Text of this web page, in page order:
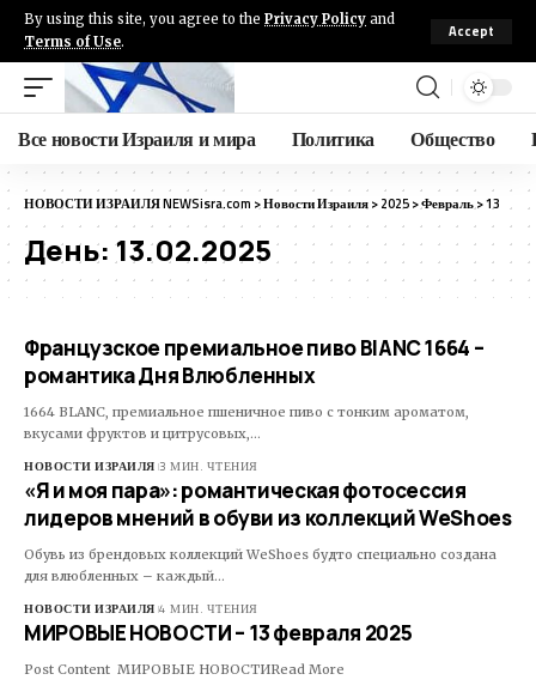
By using this site, you agree to the Privacy Policy and
Terms of Use.
Accept
Все новости Израиля и мира Политика Общество
НОВОСТИ ИЗРАИЛЯ NEWSisra.com >Новости Израиля>2025>Февраль>13
День:13.02.2025
Французское премиальное пиво BlANC 1664 –
романтика Дня Влюбленных
1664 BLANC, премиальное пшеничное пиво с тонким ароматом,
вкусами фруктов и цитрусовых,…
НОВОСТИ ИЗРАИЛЯ 3 МИН. ЧТЕНИЯ
«Я и моя пара»: романтическая фотосессия
лидеров мнений в обуви из коллекций WeShoes
Обувь из брендовых коллекций WeShoes будто специально создана
для влюбленных – каждый…
НОВОСТИ ИЗРАИЛЯ 4 МИН. ЧТЕНИЯ
МИРОВЫЕ НОВОСТИ – 13 февраля 2025
Post Content МИРОВЫЕ НОВОСТИRead More ​